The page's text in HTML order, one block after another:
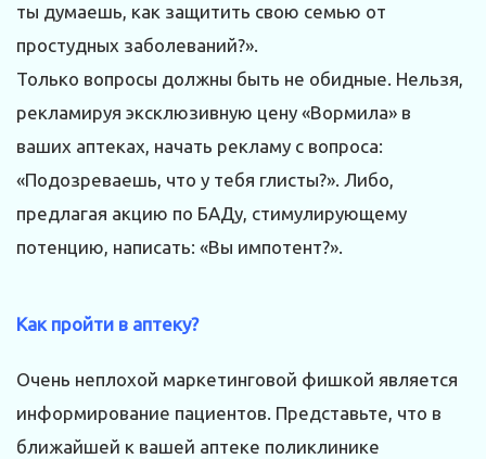
ты думаешь, как защитить свою семью от
простудных заболеваний?».
Только вопросы должны быть не обидные. Нельзя,
рекламируя эксклюзивную цену «Вормила» в
ваших аптеках, начать рекламу с вопроса:
«Подозреваешь, что у тебя глисты?». Либо,
предлагая акцию по БАДу, стимулирующему
потенцию, написать: «Вы импотент?».
Как пройти в аптеку?
Очень неплохой маркетинговой фишкой является
информирование пациентов. Представьте, что в
ближайшей к вашей аптеке поликлинике